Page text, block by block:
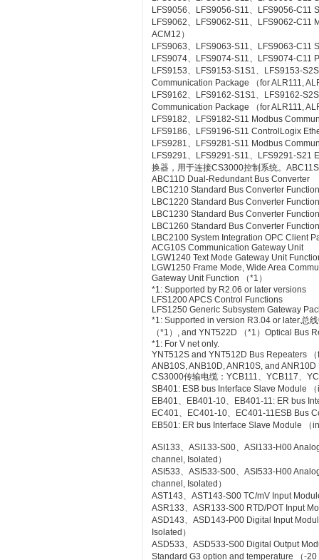
LFS9056、LFS9056-S11、LFS9056-C11
LFS9062、LFS9062-S11、LFS9062-C11
ACM12）
LFS9063、LFS9063-S11、LFS9063-C11
LFS9074、LFS9074-S11、LFS9074-C11
LFS9153、LFS9153-S1S1、LFS9153-
Communication Package （for ALR111,
LFS9162、LFS9162-S1S1、LFS9162-
Communication Package （for ALR111,
LFS9182、LFS9182-S11 Modbus
LFS9186、LFS9196-S11 ControlLogix
LFS9281、LFS9281-S11 Modbus
LFS9291、LFS9291-S11、LFS9291-S21
换器，用于连接CS3000控制系统。
ABC11D Dual-Redundant Bus Converter
LBC1210 Standard Bus Converter
LBC1220 Standard Bus Converter
LBC1230 Standard Bus Converter
LBC1260 Standard Bus Converter
LBC2100 System Integration OPC Client
ACG10S Communication Gateway Unit
LGW1240 Text Mode Gateway Unit
LGW1250 Frame Mode, Wide Area
Gateway Unit Function （*1）
*1: Supported by R2.06 or later versions
LFS1200 APCS Control Functions
LFS1250 Generic Subsystem Gateway
*1: Supported in version R3.04 or later.总
（*1）, and YNT522D （*1）Optical Bus
*1: For V net only.
YNT512S and YNT512D Bus Repeaters
ANB10S, ANB10D, ANR10S, and
CS3000传输电缆：YCB111、YCB117、
SB401: ESB bus Interface Slave Module
EB401、EB401-10、EB401-11: ER bus
EC401、EC401-10、EC401-11ESB Bus
EB501: ER bus Interface Slave Module （
ASI133、ASI133-S00、ASI133-H00
channel, Isolated）
ASI533、ASI533-S00、ASI533-H00
channel, Isolated）
AST143、AST143-S00 TC/mV Input
ASR133、ASR133-S00 RTD/POT Input
ASD143、ASD143-P00 Digital Input
Isolated）
ASD533、ASD533-S00 Digital Output
Standard G3 option and temperature （-20